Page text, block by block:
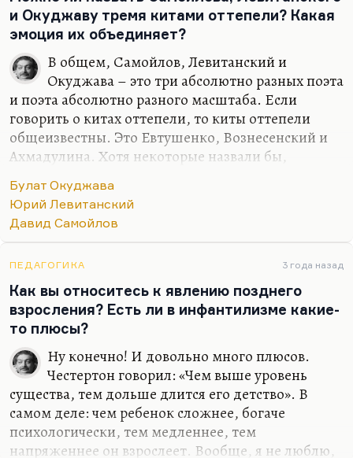
в ют.
В шумную…
и Окуджаву тремя китами оттепели? Какая
эмоция их объединяет?
В общем, Самойлов, Левитанский и
Окуджава – это три абсолютно разных поэта
и поэта абсолютно разного масштаба. Если
говорить о китах оттепели, то киты оттепели
общеизвестны. Это Евтушенко, Вознесенский и
Ахмадулина. Хотя некоторые назвали бы,
Рождественского, да там было из кого выбирать.
Но просто эти трое – наиболее типичные,
наиболее типажные. И эти три типажа
фильме «Девять дней одного года». Там
Вознесенский, условно говоря, совпадает с
типажом Смоктуновского, Евтушенко – с
типажом Баталова, а Ахмадулина – с типажом
Лавровой. Это роковая женщина в ситуации не
просто выбора мужчины, а просто в ситуации…
Булат Окуджава
Юрий Левитанский
Давид Самойлов
ПЕДАГОГИКА 3 года назад
Как вы относитесь к явлению позднего
взросления? Есть ли в инфантилизме какие-
то плюсы?
Ну конечно! И довольно много плюсов.
Честертон говорил: «Чем выше уровень
существа, тем дольше длится его детство». В
самом деле: чем ребенок сложнее, богаче
психологически, тем медленнее, тем
напряженнее он взрослеет. Вообще, я не люблю,